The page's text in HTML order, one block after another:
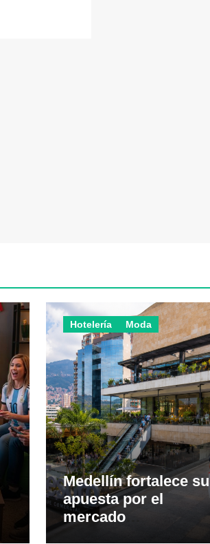
Hotelería Moda
Medellín fortalece su
apuesta por el
mercado